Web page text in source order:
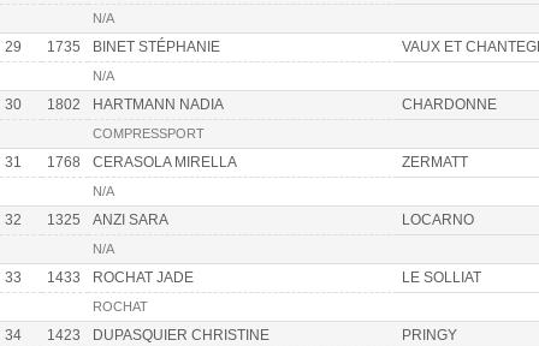
N/A
29 1735 BINET STÉPHANIE VAUX ET
N/A
30 1802 HARTMANN NADIA CHARDONNE
COMPRESSPORT
31 1768 CERASOLA MIRELLA ZERMATT
N/A
32 1325 ANZI SARA LOCARNO
N/A
33 1433 ROCHAT JADE LE SOLLIAT
ROCHAT
34 1423 DUPASQUIER CHRISTINE PRINGY